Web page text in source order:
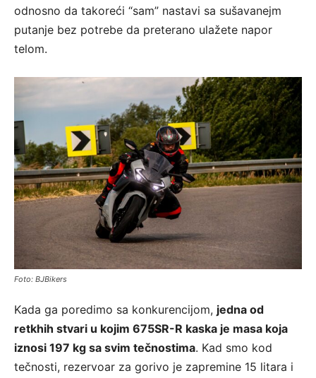
odnosno da takoreći “sam” nastavi sa sušavanejm
putanje bez potrebe da preterano ulažete napor
telom.
Foto: BJBikers
Kada ga poredimo sa konkurencijom, jedna od
retkhih stvari u kojim 675SR-R kaska je masa koja
iznosi 197 kg sa svim tečnostima. Kad smo kod
tečnosti, rezervoar za gorivo je zapremine 15 litara i